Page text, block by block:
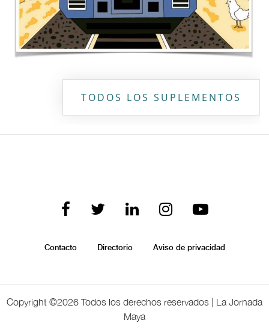
TODOS LOS SUPLEMENTOS
Contacto Directorio Aviso de privacidad
Copyright ©2026 Todos los derechos reservados | La Jornada
Maya